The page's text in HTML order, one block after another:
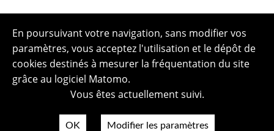
En poursuivant votre navigation, sans modifier vos
paramètres, vous acceptez l'utilisation et le dépôt de
cookies destinés à mesurer la fréquentation du site
grâce au logiciel Matomo.
Vous êtes actuellement suivi.
OK Modifier les paramètres